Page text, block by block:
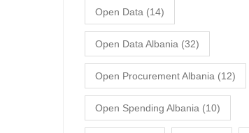
Open Data (14)
Open Data Albania (32)
Open Procurement Albania (12)
Open Spending Albania (10)